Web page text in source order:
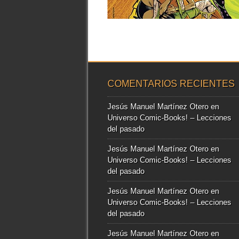
COMENTARIOS RECIENTES
Jesús Manuel Martínez Oteroen
Universo Comic-Books! – Lecciones
del pasado
Jesús Manuel Martínez Oteroen
Universo Comic-Books! – Lecciones
del pasado
Jesús Manuel Martínez Oteroen
Universo Comic-Books! – Lecciones
del pasado
Jesús Manuel Martínez Oteroen